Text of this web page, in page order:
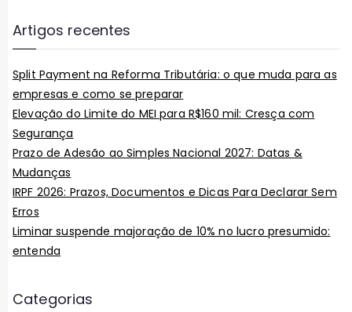
Artigos recentes
Split Payment na Reforma Tributária: o que muda para as
empresas e como se preparar
Elevação do Limite do MEI para R$160 mil: Cresça com
Segurança
Prazo de Adesão ao Simples Nacional 2027: Datas &
Mudanças
IRPF 2026: Prazos, Documentos e Dicas Para Declarar Sem
Erros
Liminar suspende majoração de 10% no lucro presumido:
entenda
Categorias